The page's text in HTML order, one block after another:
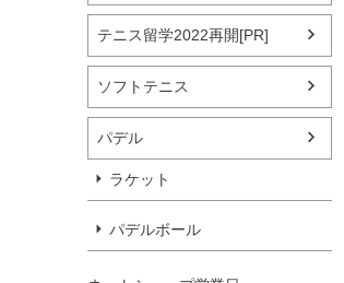
テニス留学2022再開[PR]
ソフトテニス
パデル
ラケット
パデルボール